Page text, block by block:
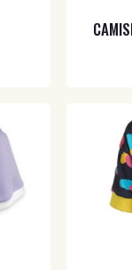
8
46
21